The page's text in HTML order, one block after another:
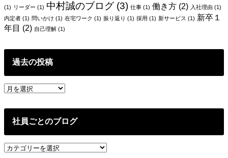
(1) リーダー (1) 中村誠のブログ(3) 仕事 (1) 働き方 (2) 入社理由 (1)
内定者 (1) 問いかけ (1) 在宅ワーク (1) 振り返り (1) 採用 (1) 新サービス (1) 新卒１
年目 (2) 自己理解 (1)
過去の投稿
過
の
社員ごとのブログ
社